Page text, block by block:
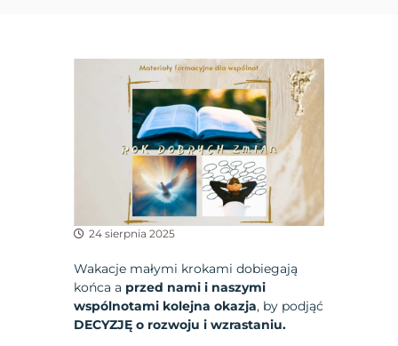
24 sierpnia 2025
Wakacje małymi krokami dobiegają
końca a przed nami i naszymi
wspólnotami kolejna okazja, by podjąć
DECYZJĘ o rozwoju i wzrastaniu.